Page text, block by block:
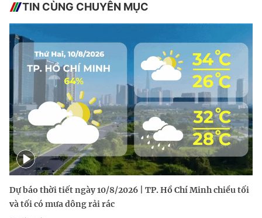
TIN CÙNG CHUYÊN MỤC
Dự báo thời tiết ngày 10/8/2026 | TP. Hồ Chí Minh chiều tối
và tối có mưa dông rải rác